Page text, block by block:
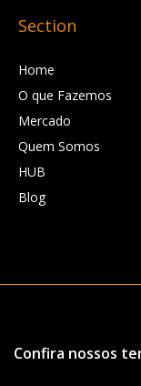
Section
Home
O que Fazemos
Mercado
Quem Somos
HUB
Blog
Confira nossos